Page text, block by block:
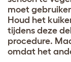
moet
Houd het
tijdens deze
procedure.
omdat het